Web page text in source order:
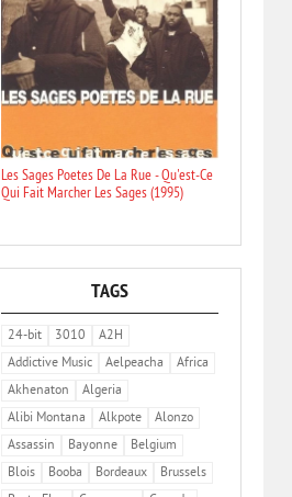
Les Sages Poetes De La Rue - Qu'est-Ce
Qui Fait Marcher Les Sages (1995)
TAGS
24-bit 3010
A2H
Addictive Music
Aelpeacha
Africa
Akhenaton
Algeria
Alibi Montana
Alkpote
Alonzo
Assassin
Bayonne
Belgium
Blois
Booba Bordeaux
Brussels